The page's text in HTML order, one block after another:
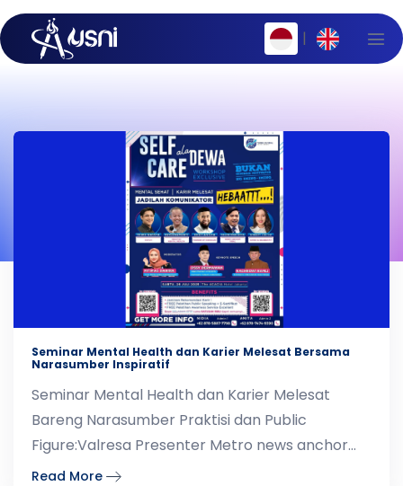
|
Seminar Mental Health dan Karier Melesat Bersama
Narasumber Inspiratif
Seminar Mental Health dan Karier Melesat
Bareng Narasumber Praktisi dan Public
Figure:Valresa Presenter Metro news anchor
(Figure Komunikasi)Deryan
Read More